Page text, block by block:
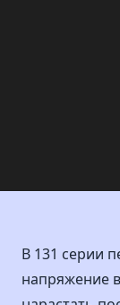
В 131 серии
напряжение